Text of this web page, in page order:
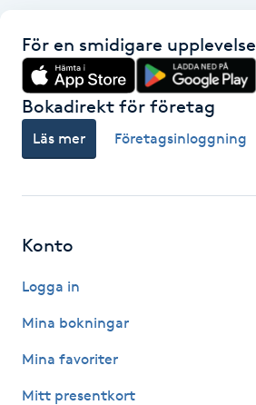
Liktornar
LPG
LPG-behandling
Luggklippning
Lymfmassage
M
För en smidigare upplevelse
Bokadirekt för företag
Läs mer Företagsinloggning
Konto
Logga in
Mina bokningar
Mina favoriter
Mitt presentkort